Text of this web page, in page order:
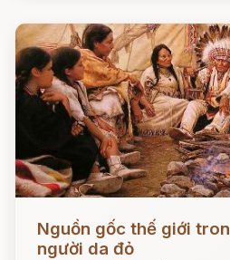
Đọc ngay
Nguồn gốc thế giới
người da đỏ